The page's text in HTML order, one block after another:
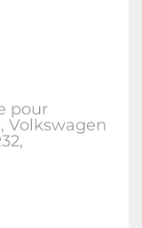
pour
Volkswagen